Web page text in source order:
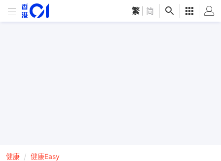
繁 简
健康 健康Easy